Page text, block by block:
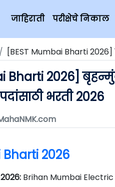
जाहिराती परीक्षेचे निकाल
[BEST Mumbai Bharti 2026]
Bharti 2026]
भरती 2026
Bharti 2026
Brihan Mumbai